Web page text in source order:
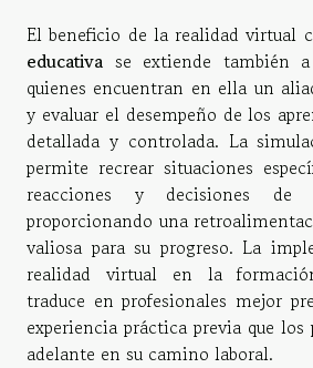
El beneficio de la realidad virtual
educativa se extiende también
quienes encuentran en ella un
y evaluar el desempeño de los
detallada y controlada. La
permite recrear situaciones
reacciones y decisiones de
proporcionando una
valiosa para su progreso. La
realidad virtual en la
traduce en profesionales mejor
experiencia práctica previa que los
adelante en su camino laboral.